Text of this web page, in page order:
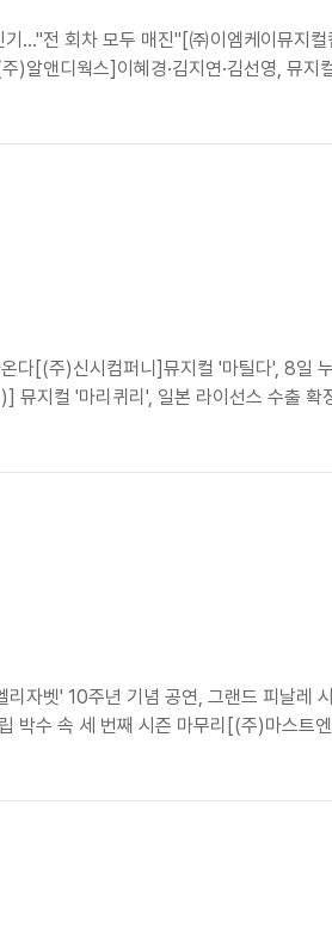
…"전 회차 모두 매진"[㈜이엠케이뮤지
앤디웍스]이혜경·김지연·김선영, 뮤지
다[(주)신시컴퍼니]뮤지컬 '마틸다', 8일
뮤지컬 '마리퀴리', 일본 라이선스 수출 확
자벳' 10주년 기념 공연, 그랜드 피날레
박수 속 세 번째 시즌 마무리[(주)마스트